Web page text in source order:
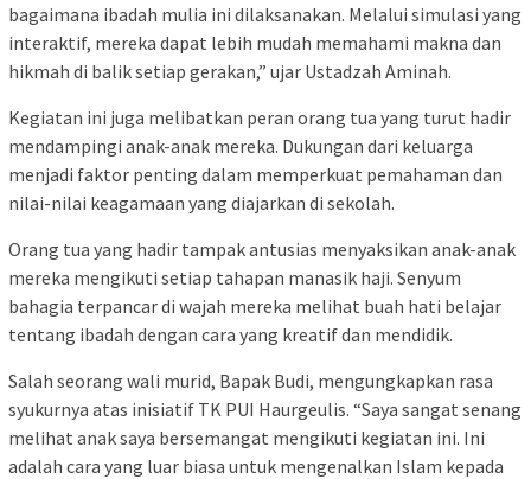
bagaimana ibadah mulia ini dilaksanakan. Melalui simulasi yang
interaktif, mereka dapat lebih mudah memahami makna dan
hikmah di balik setiap gerakan,” ujar Ustadzah Aminah.
Kegiatan ini juga melibatkan peran orang tua yang turut hadir
mendampingi anak-anak mereka. Dukungan dari keluarga
menjadi faktor penting dalam memperkuat pemahaman dan
nilai-nilai keagamaan yang diajarkan di sekolah.
Orang tua yang hadir tampak antusias menyaksikan anak-anak
mereka mengikuti setiap tahapan manasik haji. Senyum
bahagia terpancar di wajah mereka melihat buah hati belajar
tentang ibadah dengan cara yang kreatif dan mendidik.
Salah seorang wali murid, Bapak Budi, mengungkapkan rasa
syukurnya atas inisiatif TK PUI Haurgeulis. “Saya sangat senang
melihat anak saya bersemangat mengikuti kegiatan ini. Ini
adalah cara yang luar biasa untuk mengenalkan Islam kepada